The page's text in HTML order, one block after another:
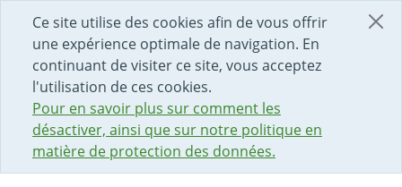
Ce site utilise des cookies afin de vous offrir
une expérience optimale de navigation. En
continuant de visiter ce site, vous acceptez
l'utilisation de ces cookies.
Pour en savoir plus sur comment les
désactiver, ainsi que sur notre politique en
matière de protection des données.
DÉBUT DU CONTENU DE LA PAGE
ACCÈS AU CHAMP DE RECHERCHE
PAGE D'ACCUEIL
FORMULAIRE DE CONTACT